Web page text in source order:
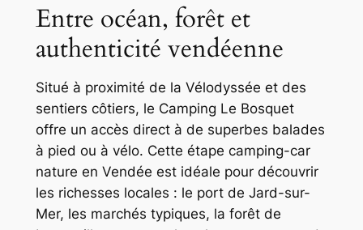
Entre océan, forêt et
authenticité vendéenne
Situé à proximité de la Vélodyssée et des
sentiers côtiers, le Camping Le Bosquet
offre un accès direct à de superbes balades
à pied ou à vélo. Cette étape camping-car
nature en Vendée est idéale pour découvrir
les richesses locales : le port de Jard-sur-
Mer, les marchés typiques, la forêt de